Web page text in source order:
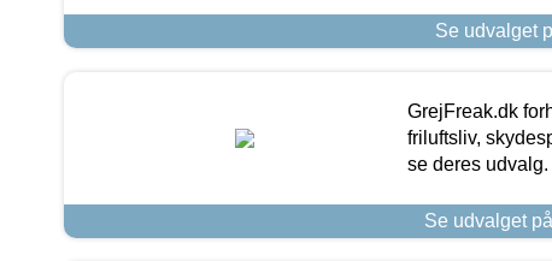
Se udvalget
GrejFreak.dk
friluftsliv,
se deres udvalg.
Se udvalget